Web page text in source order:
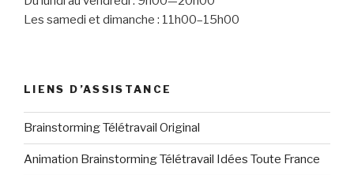
Les samedi et dimanche : 11h00–15h00
LIENS D’ASSISTANCE
Brainstorming Télétravail Original
Animation Brainstorming Télétravail Idées Toute France